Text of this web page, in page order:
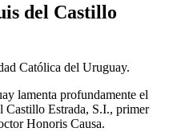
del Castillo
Católica del Uruguay.
lamenta profundamente el
Estrada, S.I., primer
Honoris Causa.